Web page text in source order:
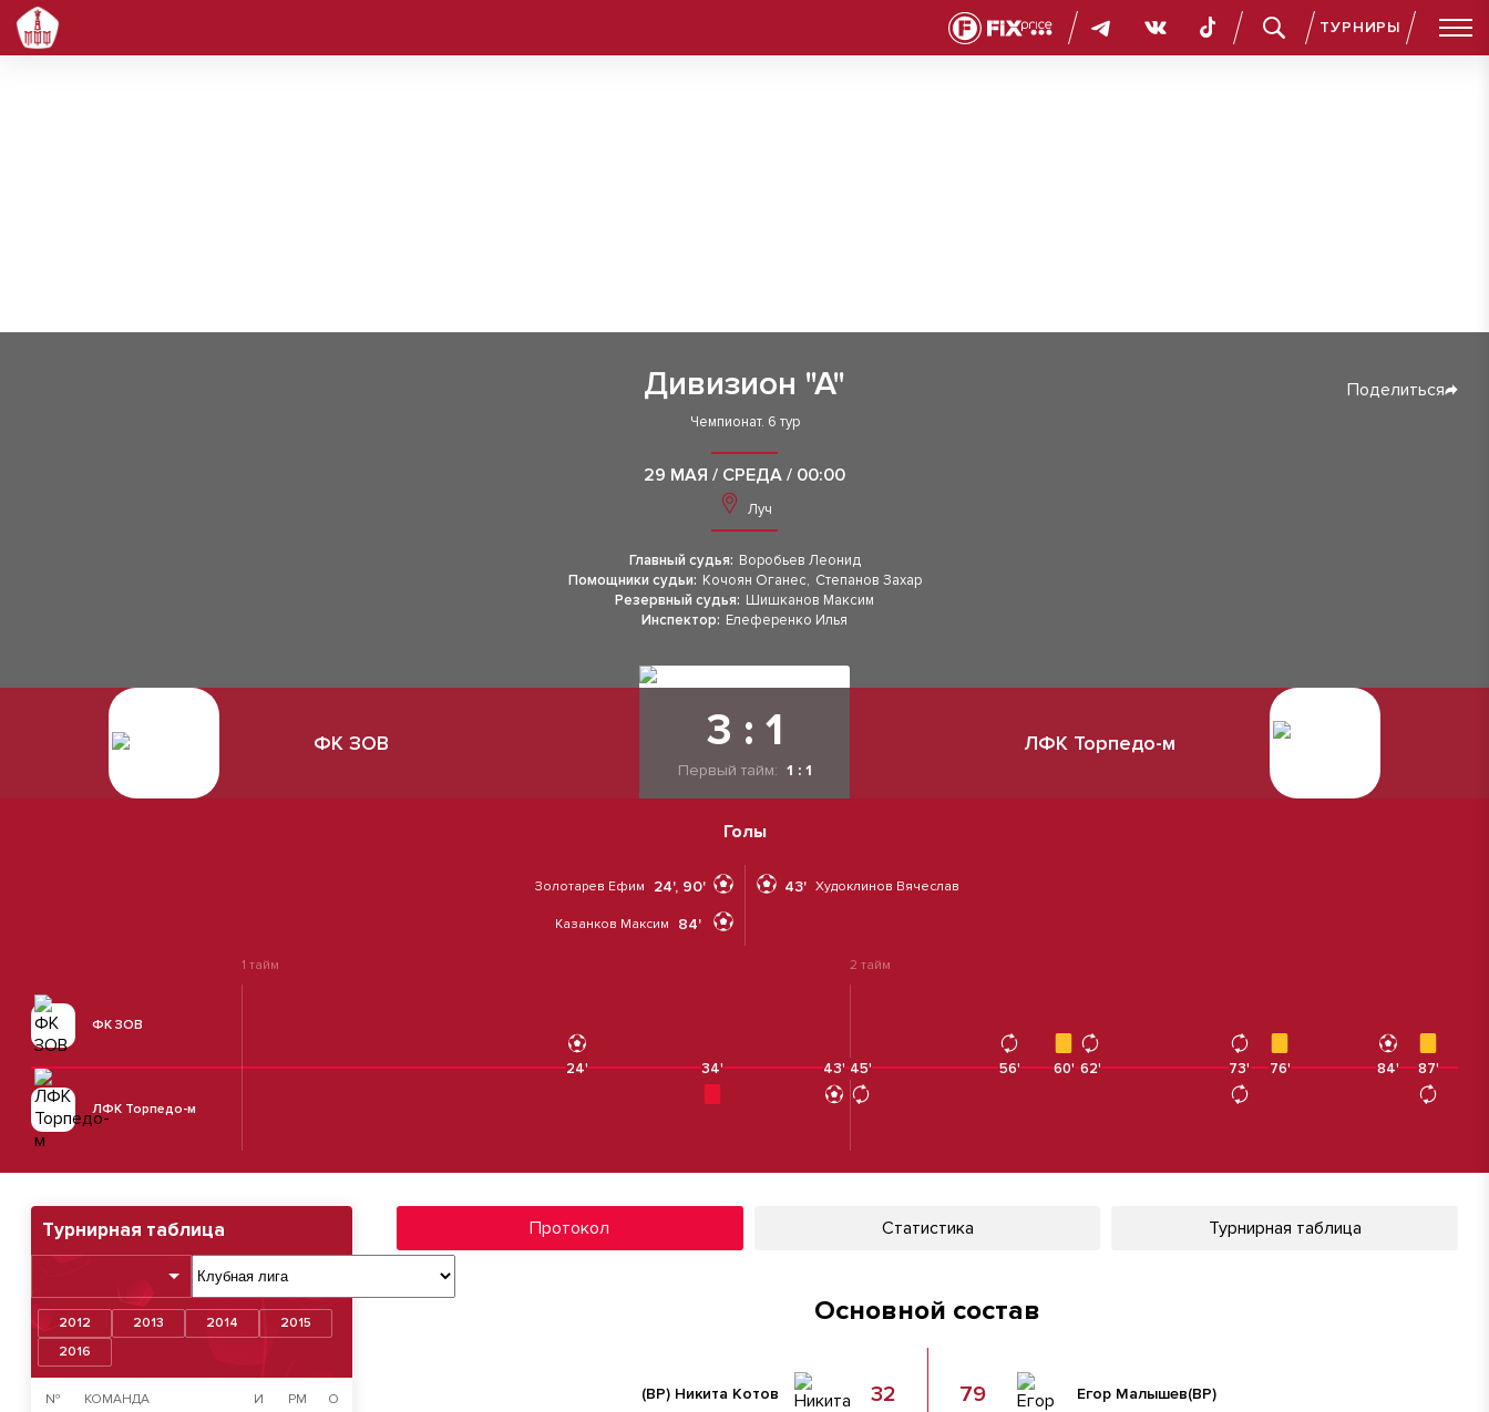
ТУРНИРЫ
Дивизион "А" Поделиться
Чемпионат. 6 тур
29 МАЯ / СРЕДА / 00:00
Луч
Главный судья: Воробьев Леонид
Помощники судьи: Кочоян Оганес, Степанов Захар
Резервный судья: Шишканов Максим
Инспектор: Елеференко Илья
ФК ЗОВ 3 : 1
Первый тайм: 1 : 1
ЛФК Торпедо-м
Голы
Золотарев Ефим 24', 90'
Казанков Максим 84'
Худоклинов Вячеслав
43'
ФК ЗОВ
1 тайм 2 тайм
24' 34' 43' 45' 56' 60' 62' 73'
73' 76' 84' 87'
87'
ЛФК Торпедо-м
Турнирная таблица
2012 2013 2014
2015
2016
№ КОМАНДА И РМ О
Протокол Статистика Турнирная таблица
Основной состав
Никита Котов
(ВР) 32 Егор Малышев(ВР)
79